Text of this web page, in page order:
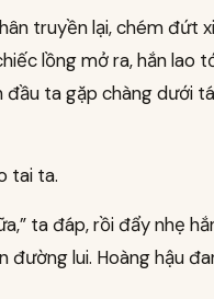
truyền lại, chém đứt
lồng mở ra, hắn lao
đầu ta gặp chàng dưới
tai ta.
ta đáp, rồi đẩy nhẹ
đường lui. Hoàng hậu